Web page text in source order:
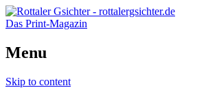
Das Print-Magazin
Menu
Skip to content